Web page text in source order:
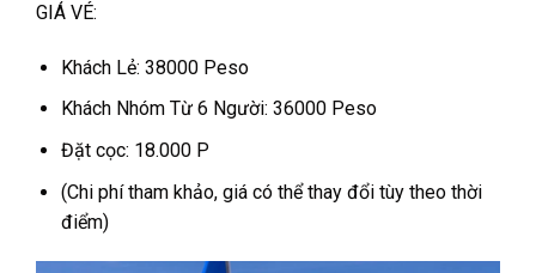
GIÁ VÉ:
Khách Lẻ: 38000 Peso
Khách Nhóm Từ 6 Người: 36000 Peso
Đặt cọc: 18.000 P
(Chi phí tham khảo, giá có thể thay đổi tùy theo thời
điểm)